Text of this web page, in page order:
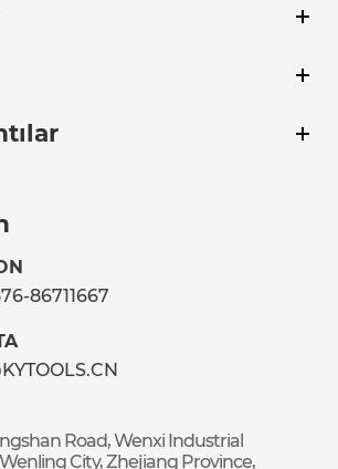
86711667
Road, Wenxi Industrial
City, Zhejiang Province,